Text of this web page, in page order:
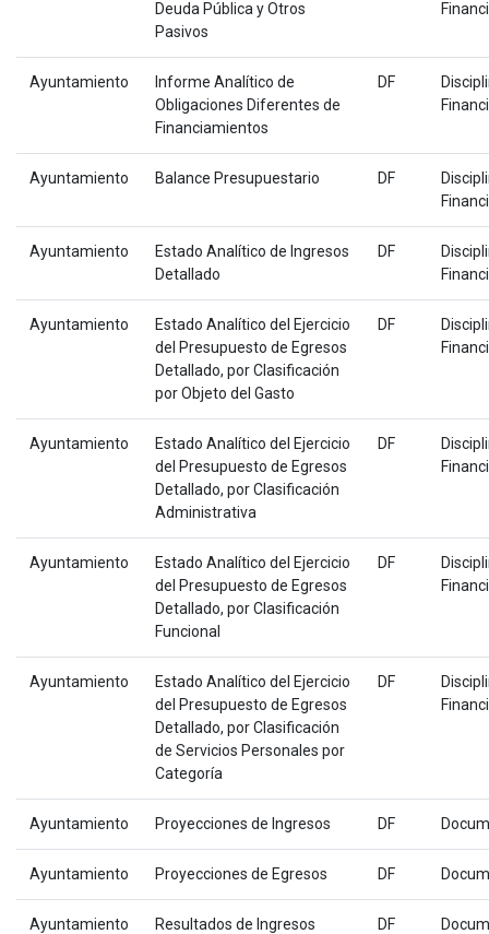
Deuda Pública y Otros
Pasivos
Ayuntamiento
Informe Analítico de
Obligaciones Diferentes de
Financiamientos
DF
Ayuntamiento Balance Presupuestario DF
Ayuntamiento
Estado Analítico de Ingresos
Detallado
DF
Ayuntamiento
Estado Analítico del Ejercicio
del Presupuesto de Egresos
Detallado, por Clasificación
por Objeto del Gasto
DF
Ayuntamiento
Estado Analítico del Ejercicio
del Presupuesto de Egresos
Detallado, por Clasificación
Administrativa
DF
Ayuntamiento
Estado Analítico del Ejercicio
del Presupuesto de Egresos
Detallado, por Clasificación
Funcional
DF
Ayuntamiento
Estado Analítico del Ejercicio
del Presupuesto de Egresos
Detallado, por Clasificación
de Servicios Personales por
Categoría
DF
Ayuntamiento Proyecciones de Ingresos DF
Ayuntamiento Proyecciones de Egresos DF
Ayuntamiento Resultados de Ingresos DF